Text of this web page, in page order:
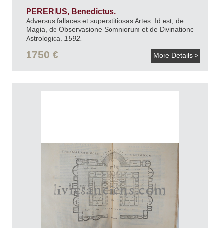
PERERIUS, Benedictus.
Adversus fallaces et superstitiosas Artes. Id est, de
Magia, de Observasione Somniorum et de Divinatione
Astrologica. 1592.
1750 € More Details >